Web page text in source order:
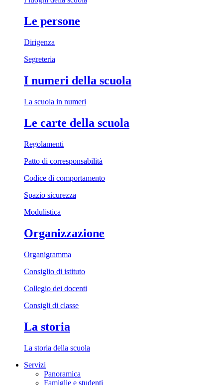
Le persone
Dirigenza
Segreteria
I numeri della scuola
La scuola in numeri
Le carte della scuola
Regolamenti
Patto di corresponsabilità
Codice di comportamento
Spazio sicurezza
Modulistica
Organizzazione
Organigramma
Consiglio di istituto
Collegio dei docenti
Consigli di classe
La storia
La storia della scuola
Servizi
Panoramica
Famiglie e studenti